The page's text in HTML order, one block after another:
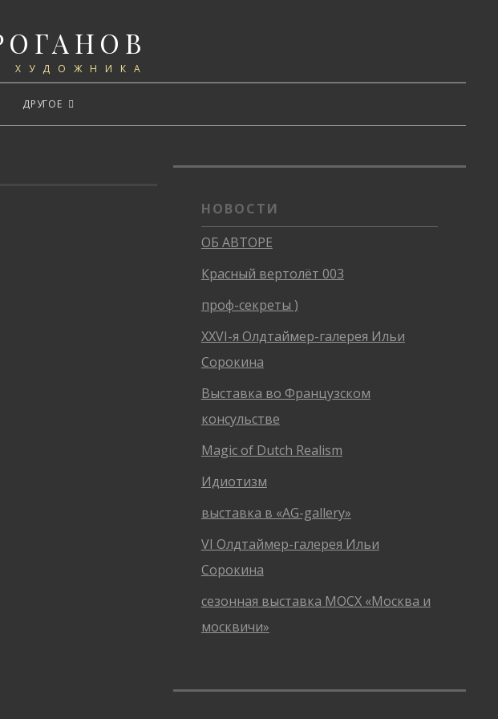
ХУДОЖНИКА
ДРУГОЕ
НОВОСТИ
ОБ АВТОРЕ
Красный вертолёт 003
проф-секреты )
XXVI-я Олдтаймер-галерея Ильи
Сорокина
Выставка во Французском
консульстве
Magic of Dutch Realism
Идиотизм
выставка в «AG-gallery»
VI Олдтаймер-галерея Ильи
Сорокина
сезонная выставка МОСХ «Москва и
москвичи»